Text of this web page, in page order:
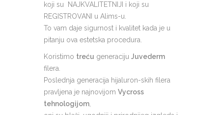
koji su NAJKVALITETNIJI i koji su
REGISTROVANI u Alims-u.
To vam daje sigurnost i kvalitet kada je u
pitanju ova estetska procedura.
Koristimo treću generaciju Juvederm
filera.
Poslednja generacija hijaluron-skih filera
pravljena je najnovijom Vycross
tehnologijom